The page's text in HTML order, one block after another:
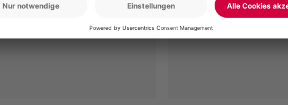
-15% CLUB DEAL